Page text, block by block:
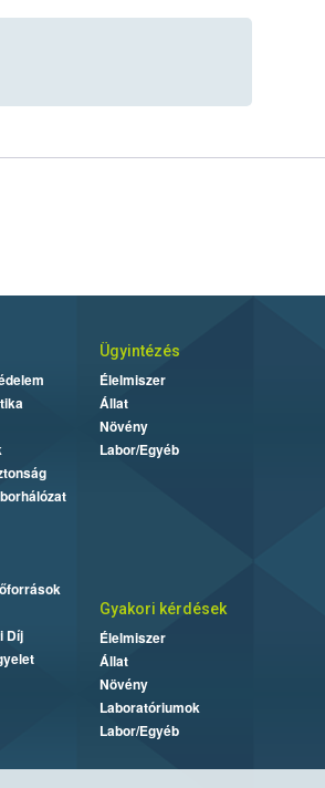
Díj
Ügyintézés
Élelmiszer
Állat
Növény
Labor/Egyéb
Gyakori kérdések
Élelmiszer
Állat
Növény
Laboratóriumok
Labor/Egyéb